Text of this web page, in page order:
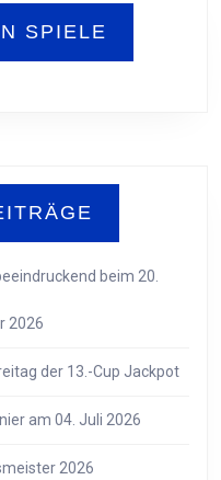
SPIELE
beim 20.
2026
der 13.-Cup Jackpot
am 04. Juli 2026
2026